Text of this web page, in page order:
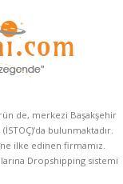
de, merkezi Başakşehir
bulunmaktadır.
ilke edinen firmamız.
Dropshipping sistemi